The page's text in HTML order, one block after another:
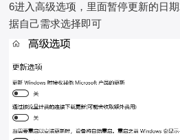
6进入高级选项，里面暂停更新的日
据自己需求选择即可